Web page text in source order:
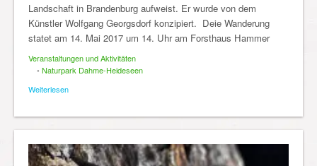
Landschaft in Brandenburg aufweist. Er wurde von dem
Künstler Wolfgang Georgsdorf konzipiert. Deie Wanderung
statet am 14. Mai 2017 um 14. Uhr am Forsthaus Hammer
Veranstaltungen und Aktivitäten
• Naturpark Dahme-Heideseen
Weiterlesen